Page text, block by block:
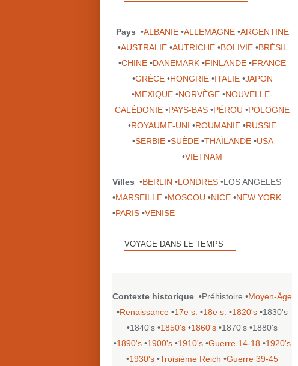
Pays •ALBANIE•ALLEMAGNE•ARGENTINE
•AUSTRALIE•AUTRICHE•BOLIVIE•BRÉSIL
•CHINE •DANEMARK •FINLANDE •FRANCE
•GRÈCE•HONGRIE•ITALIE•JAPON
•MEXIQUE •NORVÈGE •NOUVELLE-
CALÉDONIE •PAYS-BAS •PÉROU •POLOGNE
•ROYAUME-UNI •ROUMANIE •RUSSIE
•SERBIE•SUÈDE•THAÏLANDE•USA
•VIETNAM
Villes •BERLIN •LONDRES •LOS ANGELES
•MARSEILLE •MOSCOU •NICE •NEW YORK
•PARIS •VENISE
VOYAGE DANS LE TEMPS
Contexte historique •Préhistoire •Moyen-Âge
•Renaissance •17e s. •18e s. •1820's •1830's
•1840's •1850's •1860's •1870's •1880's
•1890's •1900's •1910's •Guerre 14-18 •1920's
•1930's •Troisième Reich •Guerre 39-45